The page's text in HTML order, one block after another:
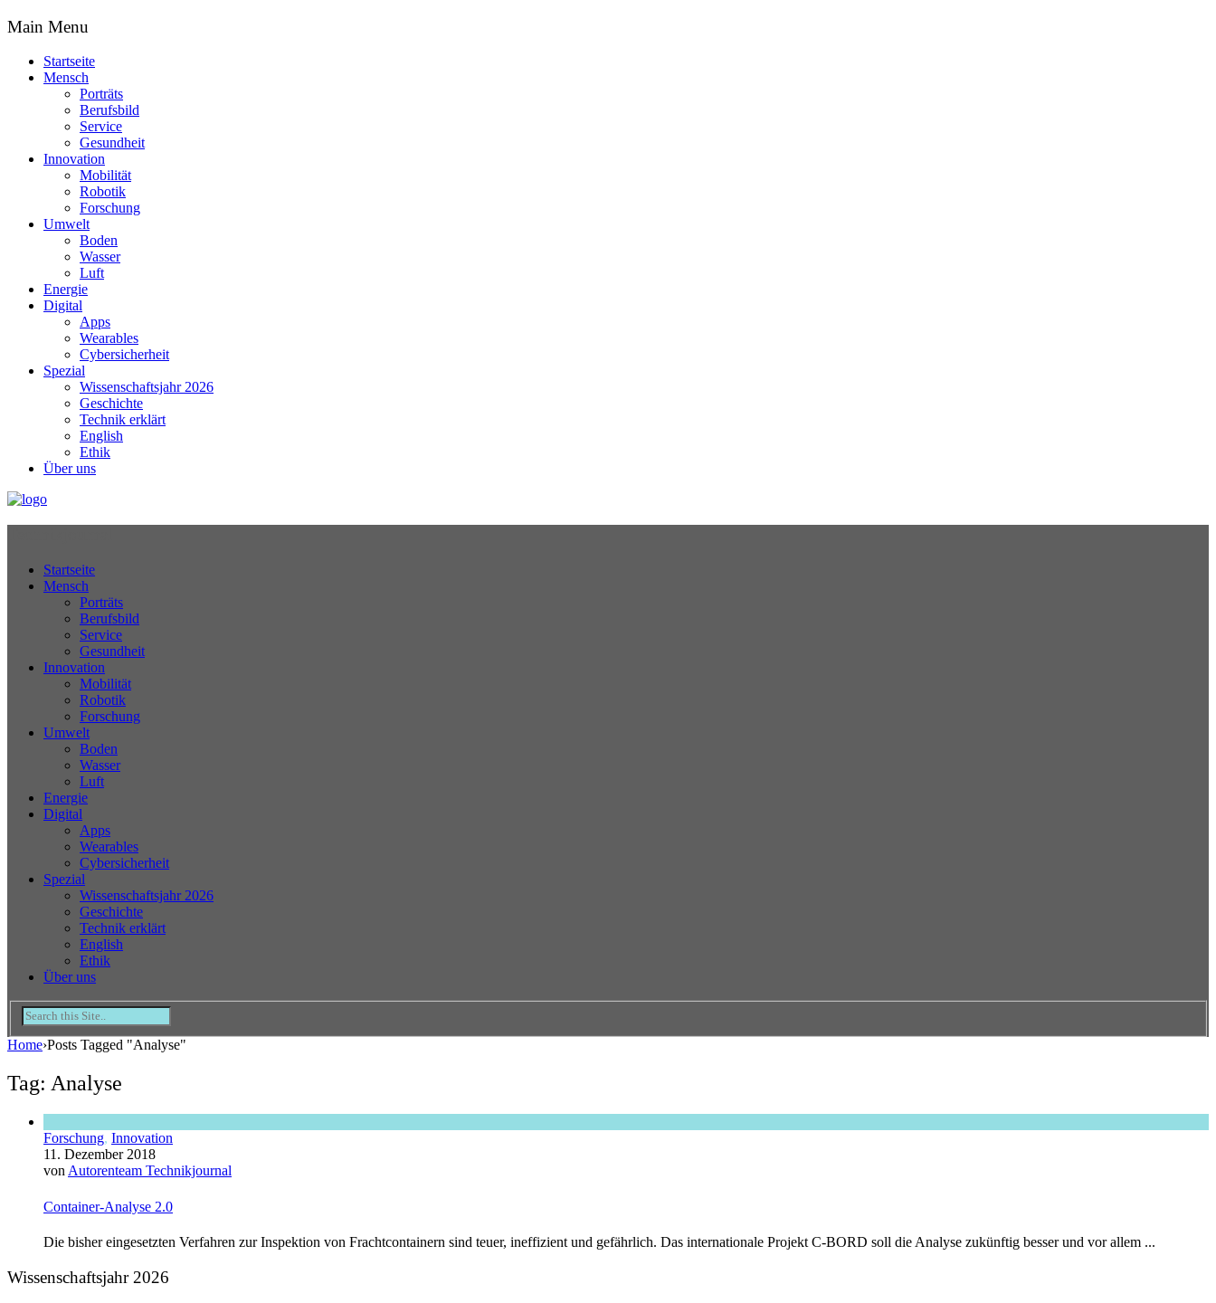
Main Menu
Startseite
Mensch
Porträts
Berufsbild
Service
Gesundheit
Innovation
Mobilität
Robotik
Forschung
Umwelt
Boden
Wasser
Luft
Energie
Digital
Apps
Wearables
Cybersicherheit
Spezial
Wissenschaftsjahr 2026
Geschichte
Technik erklärt
English
Ethik
Über uns
Startseite
Mensch
Porträts
Berufsbild
Service
Gesundheit
Innovation
Mobilität
Robotik
Forschung
Umwelt
Boden
Wasser
Luft
Energie
Digital
Apps
Wearables
Cybersicherheit
Spezial
Wissenschaftsjahr 2026
Geschichte
Technik erklärt
English
Ethik
Über uns
Home›Posts Tagged "Analyse"
Tag: Analyse
Forschung, Innovation
11. Dezember 2018
von Autorenteam Technikjournal
Container-Analyse 2.0
Die bisher eingesetzten Verfahren zur Inspektion von Frachtcontainern sind teuer, ineffizient und gefährlich. Das internationale Projekt C-BORD soll die Analyse zukünftig besser und vor allem ...
Wissenschaftsjahr 2026